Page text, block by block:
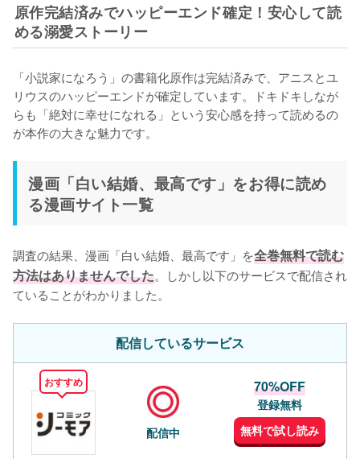
原作完結済みでハッピーエンド確定！安心して読
める溺愛ストーリー
「小説家になろう」の書籍化原作は完結済みで、アニスとユ
リウスのハッピーエンドが確定しています。ドキドキしなが
らも「絶対に幸せになれる」という安心感を持って読めるの
が本作の大きな魅力です。
漫画「白い結婚、最高です」をお得に読め
る漫画サイト一覧
調査の結果、漫画「白い結婚、最高です」を全巻無料で読む
方法はありませんでした。しかし以下のサービスで配信され
ていることがわかりました。
配信しているサービス
おすすめ
配信中
70%OFF
登録無料
無料で試し読み